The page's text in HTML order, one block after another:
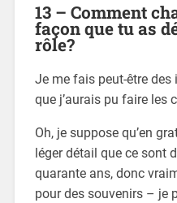
13 – Comment
façon que tu as
rôle?
Je me fais peut-être des
que j’aurais pu faire les
Oh, je suppose qu’en
léger détail que ce sont
quarante ans, donc
pour des souvenirs – je